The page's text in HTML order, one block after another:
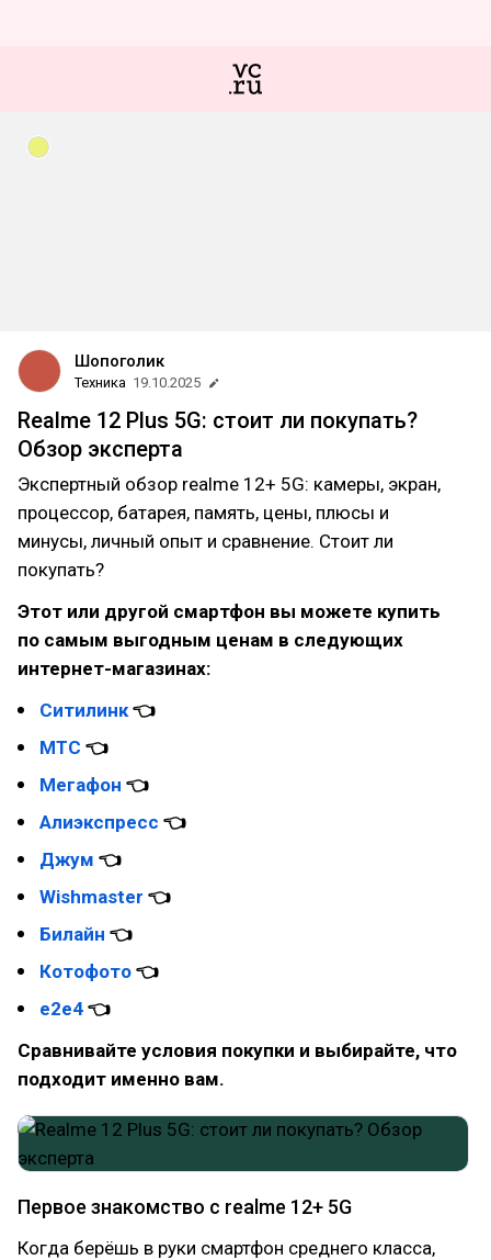
Шопоголик
Техника 19.10.2025
Realme 12 Plus 5G: стоит ли покупать?
Обзор эксперта
Экспертный обзор realme 12+ 5G: камеры, экран,
процессор, батарея, память, цены, плюсы и
минусы, личный опыт и сравнение. Стоит ли
покупать?
Этот или другой смартфон вы можете купить
по самым выгодным ценам в следующих
интернет-магазинах:
Ситилинк👈
МТС 👈
Мегафон 👈
Алиэкспресс 👈
Джум 👈
Wishmaster 👈
Билайн 👈
Котофото 👈
e2e4 👈
Сравнивайте условия покупки и выбирайте, что
подходит именно вам.
Первое знакомство с realme 12+ 5G
Когда берёшь в руки смартфон среднего класса,